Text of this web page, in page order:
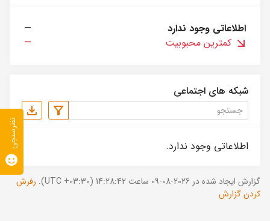
اطلاعاتی وجود ندارد
—
کمترین محبوبیت
—
شبکه های اجتماعی
اطلاعاتی وجود ندارد.
گزارش ایجاد شده در 2026-08-09 ساعت 14:28:42 (UTC +03:30).
رفرش
کردن گزارش
نظرسنجی